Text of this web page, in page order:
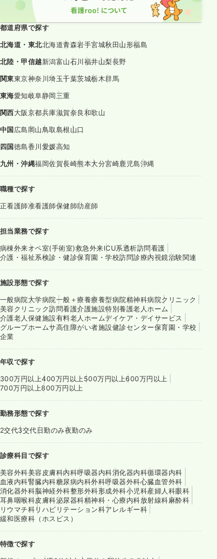
都道府県で探す
北海道・東北北海道青森岩手宮城秋田山形福島
北陸・甲信越新潟富山石川福井山梨長野
関東東京神奈川埼玉千葉茨城栃木群馬
東海愛知岐阜静岡三重
関西大阪京都兵庫滋賀奈良和歌山
中国広島岡山鳥取島根山口
四国徳島香川愛媛高知
九州・沖縄福岡佐賀長崎熊本大分宮崎鹿児島沖縄
職種で探す
正看護師准看護師保健師助産師
担当業務で探す
病棟外来オペ室(手術室)救急外来ICU系透析訪問看護
介護・福祉系検診・健診保育園・学校訪問診療内視鏡治験関連
施設形態で探す
一般病院大学病院一般＋療養療養型病院精神科病院クリニック
美容クリニック訪問看護介護施設特別養護老人ホーム
介護老人保健施設有料老人ホームデイケア・デイサービス
グループホームサ高住障がい者施設健診センター保育園・学校
企業
年収で探す
300万円以上400万円以上 500万円以上600万円以上
700万円以上800万円以上
勤務形態で探す
2交代3交代日勤のみ夜勤のみ
診療科目で探す
美容外科美容皮膚科内科呼吸器内科消化器内科循環器内科
血液内科腎臓内科糖尿病内科外科呼吸器外科心臓血管外科
消化器外科脳神経外科整形外科形成外科小児科産婦人科眼科
耳鼻咽喉科皮膚科泌尿器科精神科・心療内科放射線科麻酔科
リウマチ科リハビリテーション科アレルギー科
緩和医療科（ホスピス）
特徴で探す